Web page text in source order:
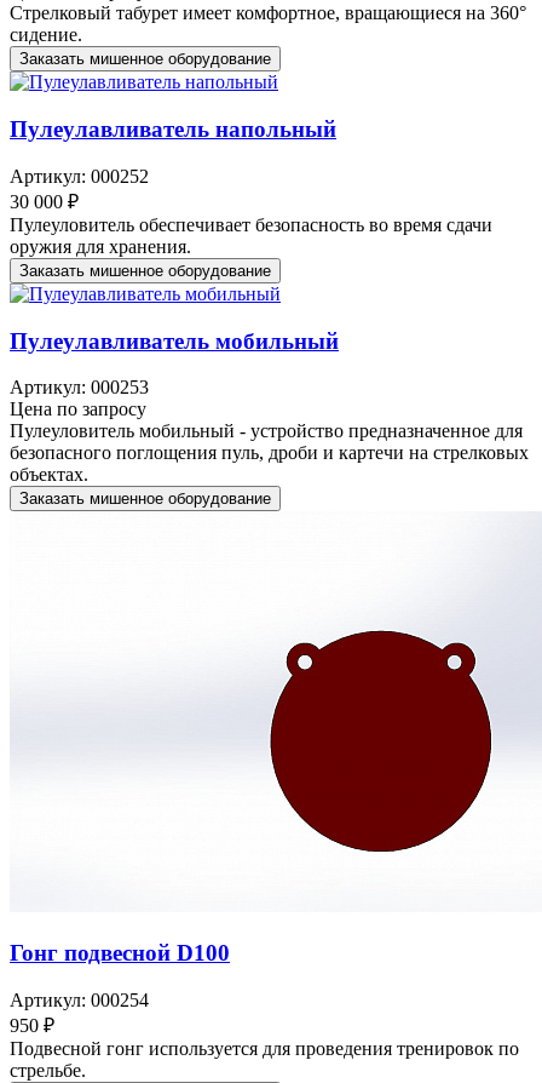
Стрелковый табурет имеет комфортное, вращающиеся на 360°
сидение.
Заказать мишенное оборудование
Пулеулавливатель напольный
Артикул: 000252
30 000 ₽
Пулеуловитель обеспечивает безопасность во время сдачи
оружия для хранения.
Заказать мишенное оборудование
Пулеулавливатель мобильный
Артикул: 000253
Цена по запросу
Пулеуловитель мобильный - устройство предназначенное для
безопасного поглощения пуль, дроби и картечи на стрелковых
объектах.
Заказать мишенное оборудование
Гонг подвесной D100
Артикул: 000254
950 ₽
Подвесной гонг используется для проведения тренировок по
стрельбе.